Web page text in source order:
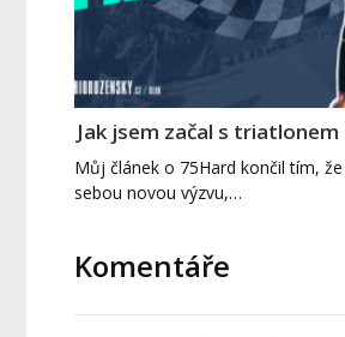
Jak jsem začal s triatlonem
Můj článek o 75Hard končil tím,
sebou novou výzvu,…
Komentáře